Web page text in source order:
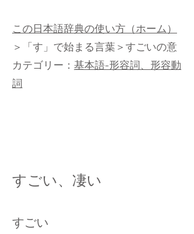
この日本語辞典の使い方（ホーム）
＞ 「す」で始まる言葉＞すごいの意
カテゴリー： 基本語-形容詞、形容動
詞
すごい、凄い
すごい